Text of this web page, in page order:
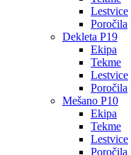
Lestvice
Poročila
Dekleta P19
Ekipa
Tekme
Lestvice
Poročila
Mešano P10
Ekipa
Tekme
Lestvice
Poročila